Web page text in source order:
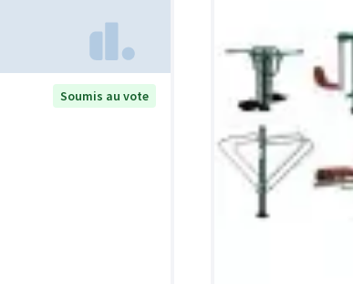
Soumis au vote